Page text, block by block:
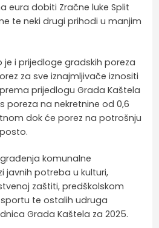
eura dobiti Zračne luke Split
te neki drugi prihodi u manjim
je i prijedloge gradskih poreza
za sve iznajmljivače iznositi
prijedlogu Grada Kaštela
poreza na nekretnine od 0,6
dok će porez na potrošnju
komunalne
javnih potreba u kulturi,
zaštiti, predškolskom
te ostalih udruga
Grada Kaštela za 2025.